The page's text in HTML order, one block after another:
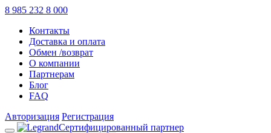
8 985 232 8 000
Контакты
Доставка и оплата
Обмен /возврат
О компании
Партнерам
Блог
FAQ
Авторизация Регистрация
Сертифицированный партнер